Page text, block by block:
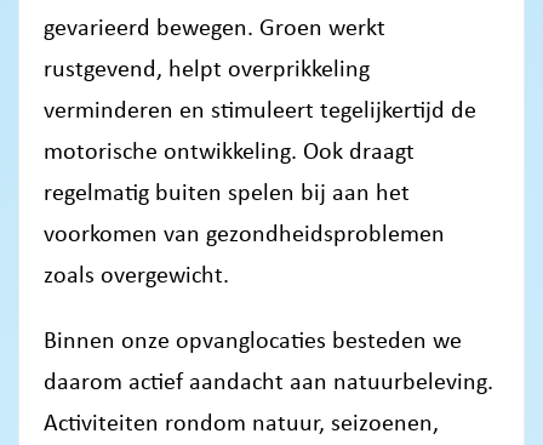
gevarieerd bewegen. Groen werkt
rustgevend, helpt overprikkeling
verminderen en stimuleert tegelijkertijd de
motorische ontwikkeling. Ook draagt
regelmatig buiten spelen bij aan het
voorkomen van gezondheidsproblemen
zoals overgewicht.
Binnen onze opvanglocaties besteden we
daarom actief aandacht aan natuurbeleving.
Activiteiten rondom natuur, seizoenen,